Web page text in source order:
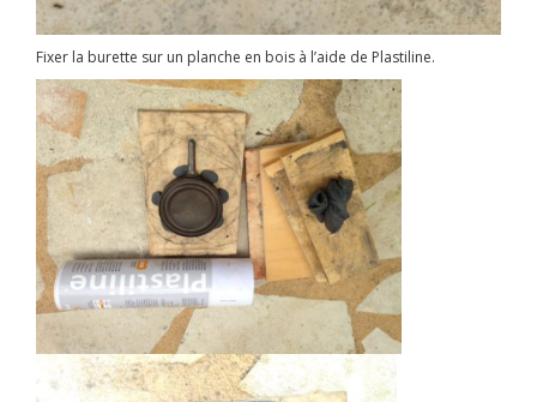
Fixer la burette sur un planche en bois à l’aide de Plastiline.